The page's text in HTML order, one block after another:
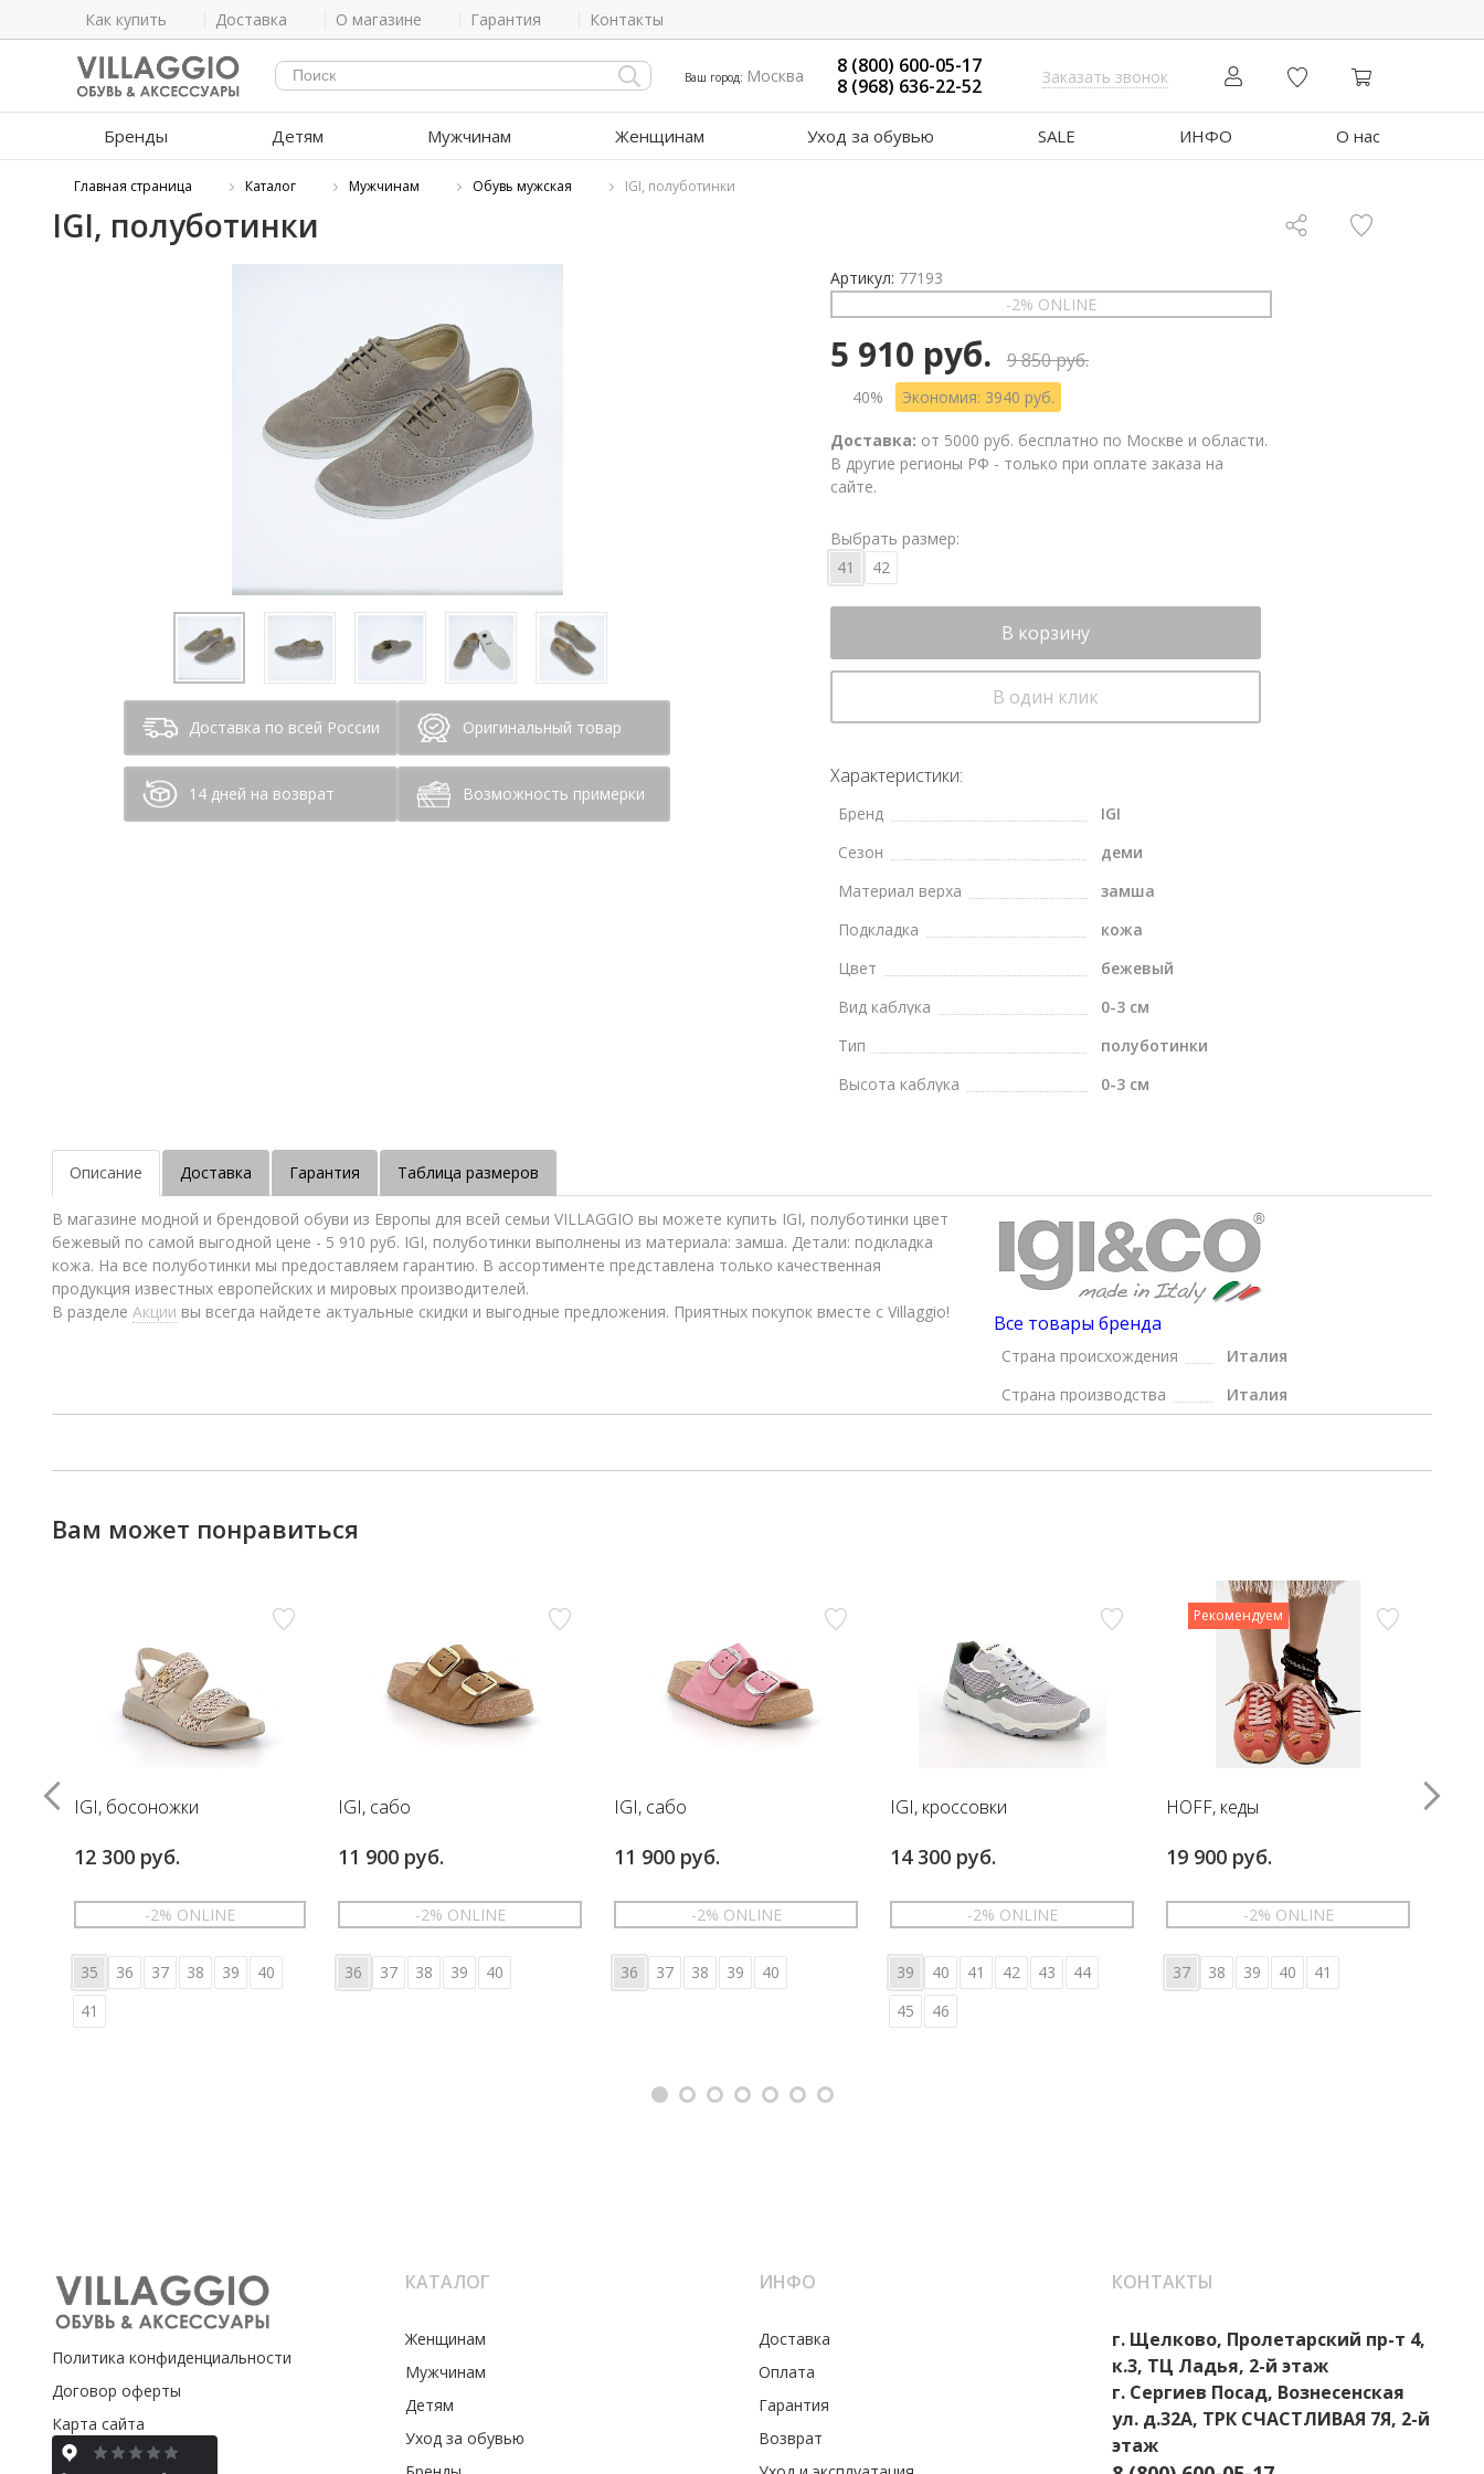
Как купить Доставка О магазине Гарантия Контакты
Ваш город: Москва
8 (800) 600-05-17
8 (968) 636-22-52
Заказать звонок
Бренды Детям Мужчинам Женщинам Уход за обувью SALE ИНФО О нас
Главная страница Каталог Мужчинам Обувь мужская IGI, полуботинки
IGI, полуботинки
Доставка по всей России Оригинальный товар
14 дней на возврат Возможность примерки
Артикул: 77193
-2% ONLINE
5 910 руб. 9 850 руб.
40% Экономия: 3940 руб.
Доставка: от 5000 руб. бесплатно по Москве и области.
В другие регионы РФ - только при оплате заказа на
сайте.
Выбрать размер:
41
42
В корзину
В один клик
Характеристики:
Бренд
IGI
Сезон
деми
Материал верха
замша
Подкладка
кожа
Цвет
бежевый
Вид каблука
0-3 см
Тип
полуботинки
Высота каблука
0-3 см
Описание Доставка Гарантия Таблица размеров
В магазине модной и брендовой обуви из Европы для всей семьи VILLAGGIO вы можете купить IGI, полуботинки цвет
бежевый по самой выгодной цене - 5 910 руб. IGI, полуботинки выполнены из материала: замша. Детали: подкладка
кожа. На все полуботинки мы предоставляем гарантию. В ассортименте представлена только качественная
продукция известных европейских и мировых производителей.
В разделе Акции вы всегда найдете актуальные скидки и выгодные предложения. Приятных покупок вместе с Villaggio! Все товары бренда
Страна происхождения
Италия
Страна производства
Италия
Вам может понравиться
IGI, босоножки
12 300 руб.
-2% ONLINE
35 36 37 38 39
40
41
IGI, сабо
11 900 руб.
-2% ONLINE
36 37 38 39 40
IGI, сабо
11 900 руб.
-2% ONLINE
36 37 38 39 40
IGI, кроссовки
14 300 руб.
-2% ONLINE
39 40 41 42 43
44
45
46
Рекомендуем
HOFF, кеды
19 900 руб.
-2% ONLINE
37 38 39 40 41
Политика конфиденциальности
Договор оферты
Карта сайта
КАТАЛОГ
Женщинам
Мужчинам
Детям
Уход за обувью
ИНФО
Доставка
Оплата
Гарантия
Возврат
КОНТАКТЫ
г. Щелково, Пролетарский пр-т 4,
к.3, ТЦ Ладья, 2-й этаж
г. Сергиев Посад, Вознесенская
ул. д.32А, ТРК СЧАСТЛИВАЯ 7Я, 2-й
этаж